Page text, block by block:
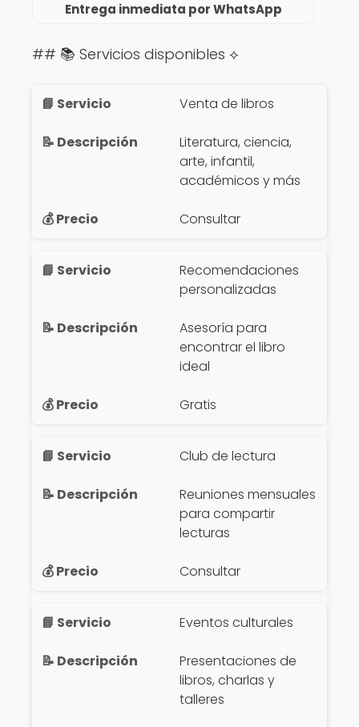
Entrega inmediata por WhatsApp
## 📚 Servicios disponibles ⟡
Venta de libros
Literatura, ciencia,
arte, infantil,
académicos y más
Consultar
Recomendaciones
personalizadas
Asesoría para
encontrar el libro
ideal
Gratis
Club de lectura
Reuniones mensuales
para compartir
lecturas
Consultar
Eventos culturales
Presentaciones de
libros, charlas y
talleres